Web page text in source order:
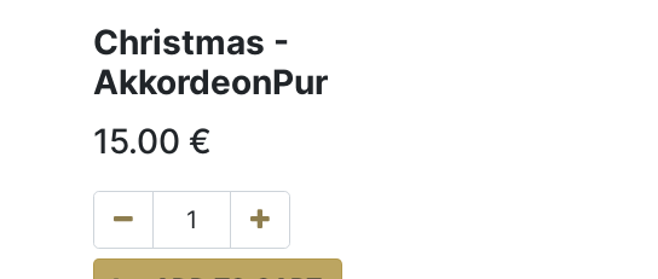
Christmas -
AkkordeonPur
15.00 €